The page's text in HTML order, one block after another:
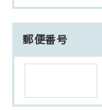
郵便番号